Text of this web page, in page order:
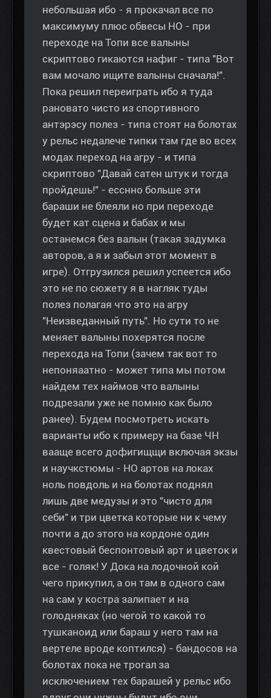
небольшая ибо - я прокачал все по
максимуму плюс обвесы НО - при
переходе на Топи все валыны
скриптово гикаются нафиг - типа "Вот
вам мочало ищите валыны сначала!".
Пока решил переиграть ибо я туда
рановато чисто из спортивного
антэрэсу полез - типа стоят на болотах
у рельс недалече типки там где во всех
модах переход на агру - и типа
скриптово "Давай сатен штук и тогда
пройдешь!" - есснно больше эти
бараши не блеяли но при переходе
будет кат сцена и бабах и мы
останемся без валын (такая задумка
авторов, а я и забыл этот момент в
игре). Отгрузился решил успеется ибо
это не по сюжету я в нагляк туды
полез полагая что это на агру
"Неизведанный путь". Но сути то не
меняет валыны похерятся после
перехода на Топи (зачем так вот то
непоняаатно - может типа мы потом
найдем тех наймов что валыны
подрезали уже не помню как было
ранее). Будем посмотреть искать
варианты ибо к примеру на базе ЧН
вааще всего дофигищщи включая экзы
и научкстюмы - НО артов на локах
ноль повдоль и на болотах поднял
лишь две медузы и это "чисто для
себи" и три цветка которые ни к чему
почти а до этого на кордоне один
квестовый беспонтовый арт и цветок и
все - голяк! У Дока на лодочной кой
чего прикупил, а он там в одного сам
на сам у костра залипает и на
голодняках (но чегой то какой то
тушканоид или бараш у него там на
вертеле вроде коптился) - бандосов на
болотах пока не трогал за
исключением тех барашей у рельс ибо